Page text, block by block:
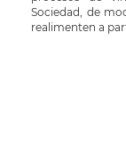
Sociedad, de
realimenten a